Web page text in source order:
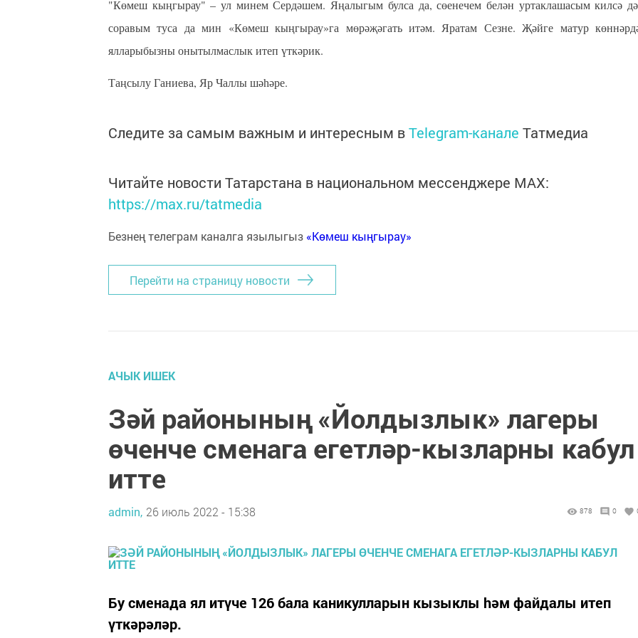
"Көмеш кыңгырау" – ул минем Сердәшем. Яңалыгым булса да, сөенечем белән уртаклашасым килсә
соравым туса да мин «Көмеш кыңгырау»га мөрәҗәгать итәм. Яратам Сезне. Җәйге матур
ялларыбызны онытылмаслык итеп үткәрик.
Таңсылу Ганиева, Яр Чаллы шәһәре.
Следите за самым важным и интересным вTelegram-канале Татмедиа
Читайте новости Татарстана в национальном мессенджере MАХ:
https://max.ru/tatmedia
Безнең телеграм каналга язылыгыз «Көмеш кыңгырау»
Перейти на страницу новости
АЧЫК ИШЕК
Зәй районының «Йолдызлык» лагеры
өченче сменага егетләр-кызларны кабул
итте
admin, 26 июль 2022 - 15:38 878 0
Бу сменада ял итүче 126 бала каникулларын кызыклы hәм файдалы итеп
үткәрәләр.